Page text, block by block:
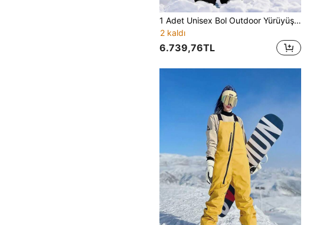
1 Adet Unisex Bol Outdoor Yürüyüş ve Kayak Harem Pantolonu, Süper Bol Spor Kargo Pantolon, Erkek ve Kadın Outdoor Aktiviteleri İçin Uygun, Makinede Yıkanabilir, Kışlık Kayak Pantolonu, Kayak Ekipmanı, Sıcak Tutan Giyim, Spor Stil Pantolon, Güçlendirilmiş Yapı, Fonksiyonel Kayak Pantolonu, Erkek Kışlık Giyim
2 kaldı
6.739,76TL